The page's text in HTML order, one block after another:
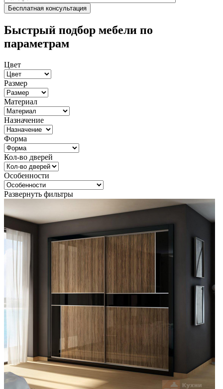
Быстрый подбор мебели по
параметрам
Цвет
Размер
Материал
Назначение
Форма
Кол-во дверей
Особенности
Развернуть фильтры